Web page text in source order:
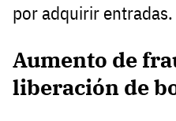
por adquirir entradas.
Aumento de
liberación de